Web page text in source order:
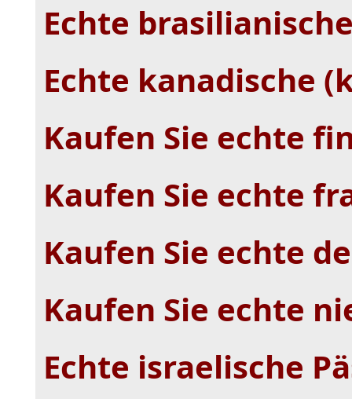
Echte
Echte kanadische
Kaufen Sie echte
Kaufen Sie echte
Kaufen Sie echte
Kaufen Sie echte
Echte israelische